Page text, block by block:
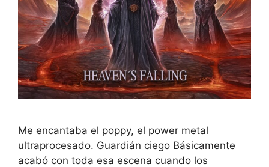
Me encantaba el poppy, el power metal
ultraprocesado. Guardián ciego Básicamente
acabó con toda esa escena cuando los